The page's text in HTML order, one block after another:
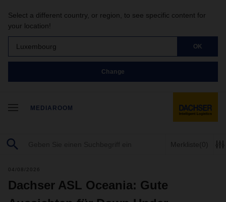
Select a different country, or region, to see specific content for
your location!
Luxembourg OK
Change
MEDIAROOM
Merkliste(0)
04/08/2026
Dachser ASL Oceania: Gute